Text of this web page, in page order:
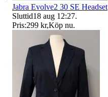
Jabra Evolve2 30 SE Headset
Sluttid18 aug 12:27.
Pris:299 kr,Köp nu.